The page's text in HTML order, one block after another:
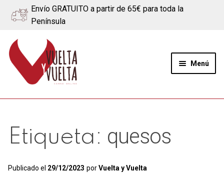
Envío GRATUITO a partir de 65€ para toda la
Península
Ir
a
navegación
Ir
al
contenido
Menú
Quiénes somos
Ternera
Etiqueta: quesos
Publicado el 29/12/2023 porVuelta y Vuelta